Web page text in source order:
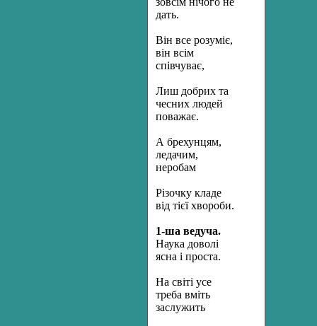
дать.
Він все розуміє,
він всім
співчуває,
Лиш добрих та
чесних людей
поважає.
А брехунцям,
ледачим,
неробам
Різочку кладе
від тієї хвороби.
1-ша ведуча.
Наука доволі
ясна і проста.
На світі усе
треба вміть
заслужить